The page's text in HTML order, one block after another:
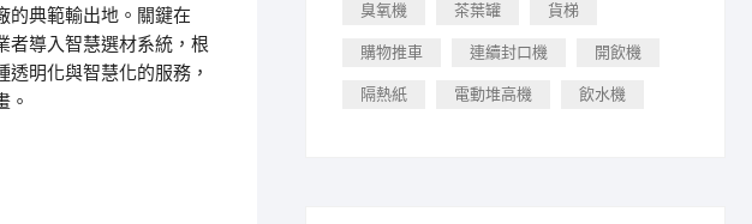
的典範輸出地。關鍵在
者導入智慧選材系統，根
明化與智慧化的服務，
。
臭氧機 茶葉罐 貨梯
購物推車 連續封口機 開飲機
隔熱紙 電動堆高機 飲水機